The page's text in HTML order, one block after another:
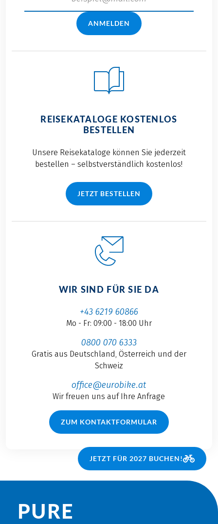
ANMELDEN
REISEKATALOGE KOSTENLOS
BESTELLEN
Unsere Reisekataloge können Sie jederzeit
bestellen – selbstverständlich kostenlos!
JETZT BESTELLEN
WIR SIND FÜR SIE DA
+43 6219 60866
Mo - Fr: 09:00 - 18:00 Uhr
0800 070 6333
Gratis aus Deutschland, Österreich und der
Schweiz
office@eurobike.at
Wir freuen uns auf Ihre Anfrage
ZUM KONTAKTFORMULAR
PURE
JETZT FÜR 2027 BUCHEN!